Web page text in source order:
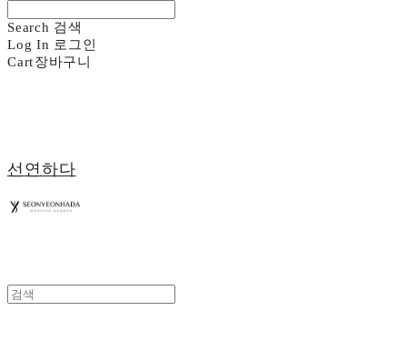
Search 검색
Log In 로그인
Cart장바구니
선연하다